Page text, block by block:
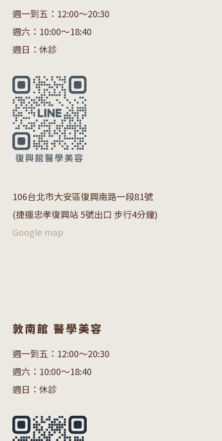
週一到五：12:00～20:30
週六：10:00～18:40
週日：休診
106台北市大安區復興南路一段81號
(捷運忠孝復興站 5號出口 步行4分鐘)
Google map
敦南館 醫學美容
週一到五：12:00～20:30
週六：10:00～18:40
週日：休診